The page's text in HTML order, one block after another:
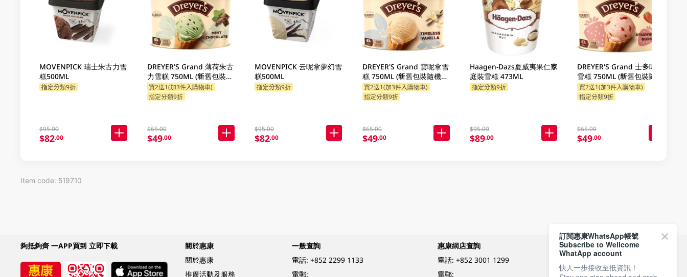
MOVENPICK 瑞士朱古力雪
糕500ML
指定分類9折
$95.00
$82.00
DREYER'S Grand 薄荷朱古
力雪糕 750ML (新舊包裝隨
機發貨)
買2送1(加3件入購物車)
指定分類9折
$65.00
$49.00
MOVENPICK 云呢拿夢幻雪
糕500ML
指定分類9折
$95.00
$82.00
DREYER'S Grand 雲呢拿雪
糕 750ML (新舊包裝隨機發
貨)
買2送1(加3件入購物車)
指定分類9折
$65.00
$49.00
Haagen-Dazs夏威夷果仁家
庭裝雪糕 473ML
指定分類9折
$95.00
$89.00
DREYER'S Grand 士多啤梨
雪糕 750ML (新舊包裝隨機
發貨)
買2送1(加3件入購物車)
指定分類9折
$65.00
$49.00
Item code: 519710
夠抵夠齊 一APP買到 立即下載
關於惠康
關於惠康
推廣活動及服務
一般查詢
電話: +852 2299 1133
電郵:
惠康網店查詢
電話: +852 3001 1299
電郵:
付款方式
訂閱惠康WhatsApp帳號
Subscribe to Wellcome
WhatApp account
快人一步接收至抵資訊！